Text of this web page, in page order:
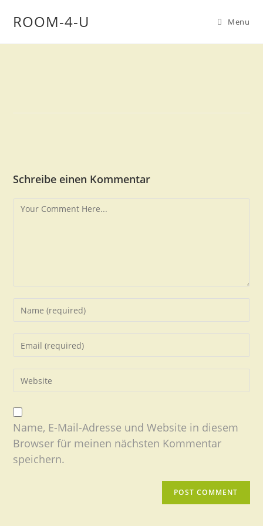
ROOM-4-U Menu
Schreibe einen Kommentar
Name, E-Mail-Adresse und Website in diesem
Browser für meinen nächsten Kommentar
speichern.